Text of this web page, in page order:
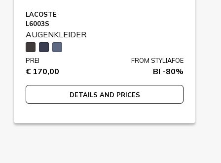
LACOSTE
L6003S
AUGENKLEIDER
PREI
€ 170,00
FROM STYLIAFOE
BI -80%
DETAILS AND PRICES